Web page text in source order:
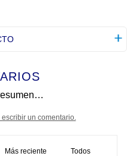
un comentario.
Más reciente Todos